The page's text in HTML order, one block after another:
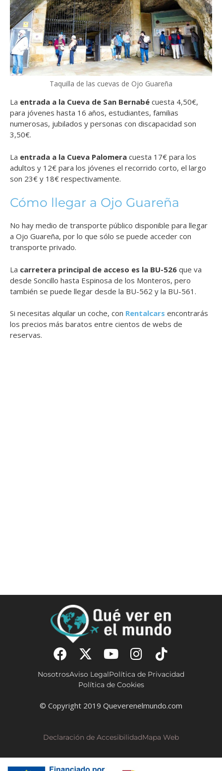
Taquilla de las cuevas de Ojo Guareña
La entrada a la Cueva de San Bernabé cuesta 4,50€,
para jóvenes hasta 16 años, estudiantes, familias
numerosas, jubilados y personas con discapacidad son
3,50€.
La entrada a la Cueva Palomera cuesta 17€ para los
adultos y 12€ para los jóvenes el recorrido corto, el largo
son 23€ y 18€ respectivamente.
Cómo llegar a Ojo Guareña
No hay medio de transporte público disponible para llegar
a Ojo Guareña, por lo que sólo se puede acceder con
transporte privado.
La carretera principal de acceso es la BU-526 que va
desde Soncillo hasta Espinosa de los Monteros, pero
también se puede llegar desde la BU-562 y la BU-561.
Si necesitas alquilar un coche, con Rentalcars encontrarás
los precios más baratos entre cientos de webs de
reservas.
NosotrosAviso LegalPolítica de Privacidad
Política de Cookies
© Copyright 2019 Queverenelmundo.com
Declaración de AccesibilidadMapa Web